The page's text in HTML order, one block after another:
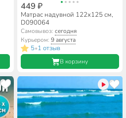
449 ₽
Матрас надувной 122х125 см,
D090064
Самовывоз: сегодня
Курьером: 9 августа
5•1 отзыв
В корзину